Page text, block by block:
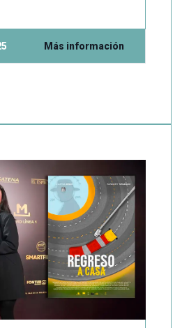
Más información